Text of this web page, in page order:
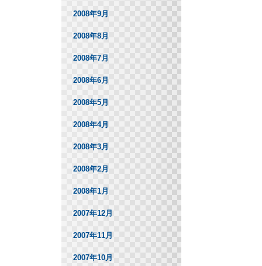
2008年9月
2008年8月
2008年7月
2008年6月
2008年5月
2008年4月
2008年3月
2008年2月
2008年1月
2007年12月
2007年11月
2007年10月